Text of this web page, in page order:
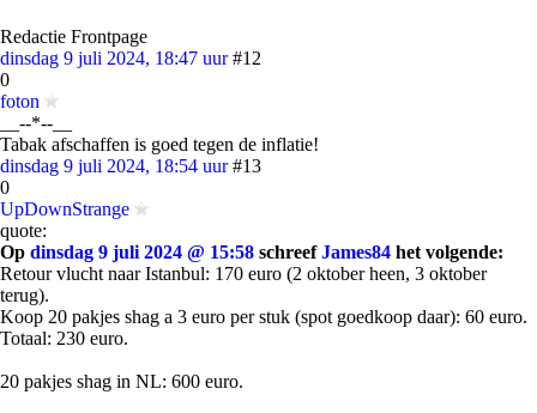
Redactie Frontpage
dinsdag 9 juli 2024, 18:47 uur #12
0
foton
__--*--__
Tabak afschaffen is goed tegen de inflatie!
dinsdag 9 juli 2024, 18:54 uur #13
0
UpDownStrange
quote:
Op dinsdag 9 juli 2024 @ 15:58 schreefJames84 het volgende:
Retour vlucht naar Istanbul: 170 euro (2 oktober heen, 3 oktober
terug).
Koop 20 pakjes shag a 3 euro per stuk (spot goedkoop daar): 60 euro.
Totaal: 230 euro.
20 pakjes shag in NL: 600 euro.